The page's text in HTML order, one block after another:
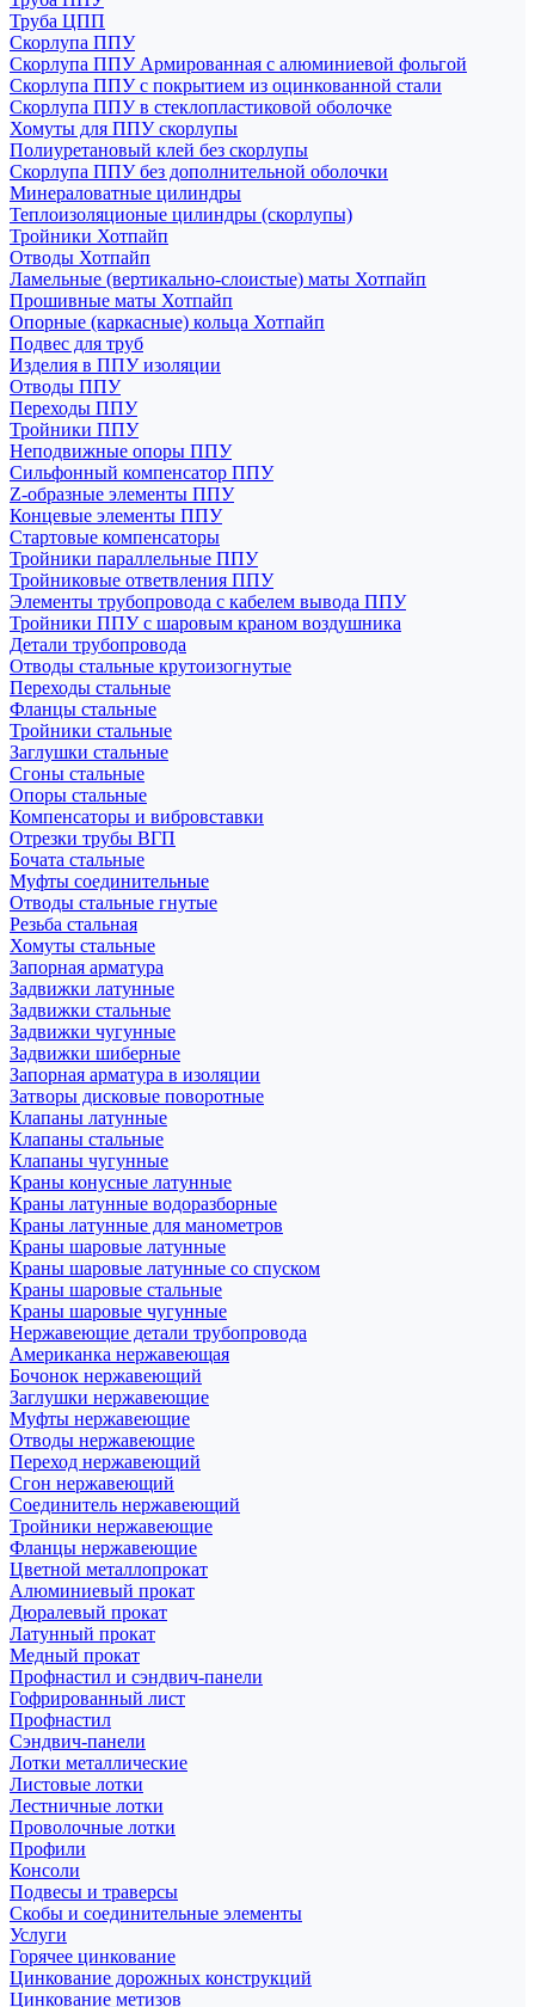
Труба ЦПП
Скорлупа ППУ
Скорлупа ППУ Армированная с алюминиевой фольгой
Скорлупа ППУ с покрытием из оцинкованной стали
Скорлупа ППУ в стеклопластиковой оболочке
Хомуты для ППУ скорлупы
Полиуретановый клей без скорлупы
Скорлупа ППУ без дополнительной оболочки
Минераловатные цилиндры
Теплоизоляционые цилиндры (скорлупы)
Тройники Хотпайп
Отводы Хотпайп
Ламельные (вертикально-слоистые) маты Хотпайп
Прошивные маты Хотпайп
Опорные (каркасные) кольца Хотпайп
Подвес для труб
Изделия в ППУ изоляции
Отводы ППУ
Переходы ППУ
Тройники ППУ
Неподвижные опоры ППУ
Cильфонный компенсатор ППУ
Z-образные элементы ППУ
Концевые элементы ППУ
Стартовые компенсаторы
Тройники параллельные ППУ
Тройниковые ответвления ППУ
Элементы трубопровода с кабелем вывода ППУ
Тройники ППУ с шаровым краном воздушника
Детали трубопровода
Отводы стальные крутоизогнутые
Переходы стальные
Фланцы стальные
Тройники стальные
Заглушки стальные
Сгоны стальные
Опоры стальные
Компенсаторы и вибровставки
Отрезки трубы ВГП
Бочата стальные
Муфты соединительные
Отводы стальные гнутые
Резьба стальная
Хомуты стальные
Запорная арматура
Задвижки латунные
Задвижки стальные
Задвижки чугунные
Задвижки шиберные
Запорная арматура в изоляции
Затворы дисковые поворотные
Клапаны латунные
Клапаны стальные
Клапаны чугунные
Краны конусные латунные
Краны латунные водоразборные
Краны латунные для манометров
Краны шаровые латунные
Краны шаровые латунные со спуском
Краны шаровые стальные
Краны шаровые чугунные
Нержавеющие детали трубопровода
Американка нержавеющая
Бочонок нержавеющий
Заглушки нержавеющие
Муфты нержавеющие
Отводы нержавеющие
Переход нержавеющий
Сгон нержавеющий
Соединитель нержавеющий
Тройники нержавеющие
Фланцы нержавеющие
Цветной металлопрокат
Алюминиевый прокат
Дюралевый прокат
Латунный прокат
Медный прокат
Профнастил и сэндвич-панели
Гофрированный лист
Профнастил
Сэндвич-панели
Лотки металлические
Листовые лотки
Лестничные лотки
Проволочные лотки
Профили
Консоли
Подвесы и траверсы
Скобы и соединительные элементы
Услуги
Горячее цинкование
Цинкование дорожных конструкций
Цинкование метизов